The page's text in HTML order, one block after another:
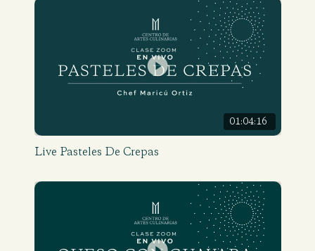
01:04:16
Live Pasteles De Crepas